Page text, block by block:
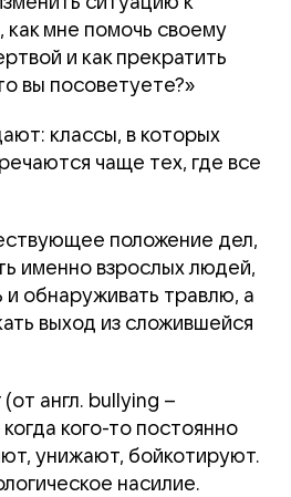
как мне помочь своему
и как прекратить
вы посоветуете?»
классы, в которых
чаще тех, где все
положение дел,
именно взрослых людей,
и обнаруживать травлю, а
выход из сложившейся
англ. bullying –
кого-то постоянно
унижают, бойкотируют.
насилие.